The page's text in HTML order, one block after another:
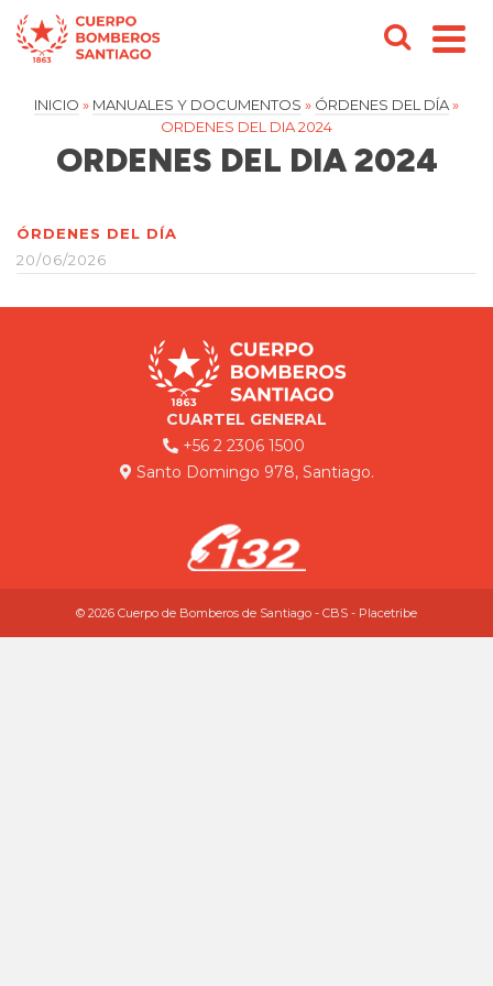
INICIO » MANUALES Y DOCUMENTOS » ÓRDENES DEL DÍA»
ORDENES DEL DIA 2024
ORDENES DEL DIA 2024
ÓRDENES DEL DÍA
20/06/2026
CUARTEL GENERAL
+56 2 2306 1500
Santo Domingo 978, Santiago.
© 2026 Cuerpo de Bomberos de Santiago - CBS - Placetribe